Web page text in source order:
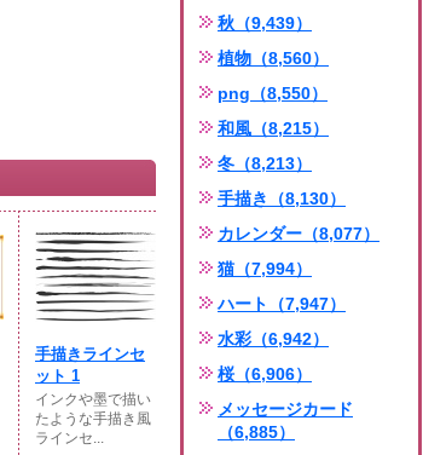
手描きラインセ
ット 1
インクや墨で描い
たような手描き風
ラインセ...
秋（9,439）
植物（8,560）
png（8,550）
和風（8,215）
冬（8,213）
手描き（8,130）
カレンダー（8,077）
猫（7,994）
ハート（7,947）
水彩（6,942）
桜（6,906）
メッセージカード
（6,885）